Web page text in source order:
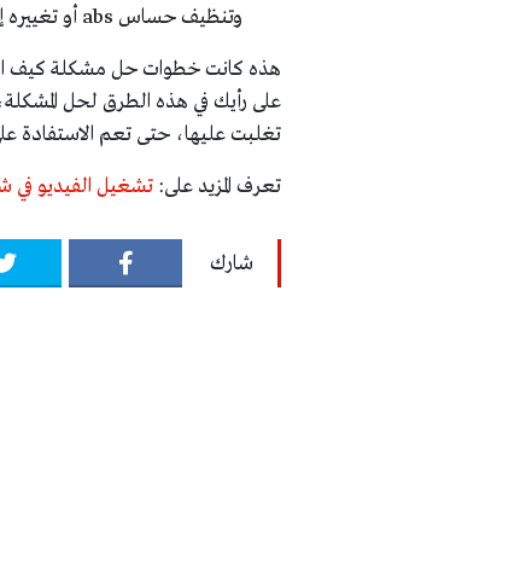
وتنظيف حساس abs أو تغييره إذا لزم الأمر ذلك.
على رأيك في هذه الطرق لحل
تغلبت عليها، حتى تعم الاستفادة
تعرف المزيد على: تشغيل الفيديو في شاشة
شارك